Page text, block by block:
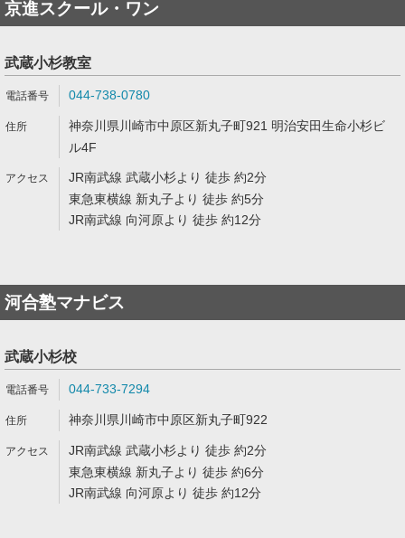
京進スクール・ワン
武蔵小杉教室
044-738-0780
神奈川県川崎市中原区新丸子町921 明治安田生命小杉ビ
ル4F
JR南武線 武蔵小杉より 徒歩 約2分
東急東横線 新丸子より 徒歩 約5分
JR南武線 向河原より 徒歩 約12分
河合塾マナビス
武蔵小杉校
044-733-7294
神奈川県川崎市中原区新丸子町922
JR南武線 武蔵小杉より 徒歩 約2分
東急東横線 新丸子より 徒歩 約6分
JR南武線 向河原より 徒歩 約12分